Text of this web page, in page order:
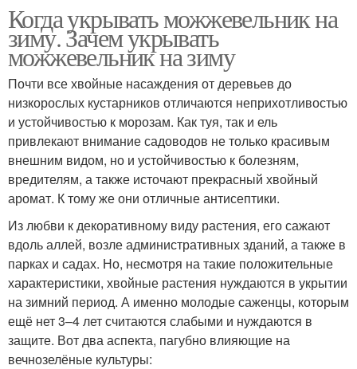
Когда укрывать можжевельник на
зиму. Зачем укрывать
можжевельник на зиму
Почти все хвойные насаждения от деревьев до
низкорослых кустарников отличаются неприхотливостью
и устойчивостью к морозам. Как туя, так и ель
привлекают внимание садоводов не только красивым
внешним видом, но и устойчивостью к болезням,
вредителям, а также источают прекрасный хвойный
аромат. К тому же они отличные антисептики.
Из любви к декоративному виду растения, его сажают
вдоль аллей, возле административных зданий, а также в
парках и садах. Но, несмотря на такие положительные
характеристики, хвойные растения нуждаются в укрытии
на зимний период. А именно молодые саженцы, которым
ещё нет 3–4 лет считаются слабыми и нуждаются в
защите. Вот два аспекта, пагубно влияющие на
вечнозелёные культуры: